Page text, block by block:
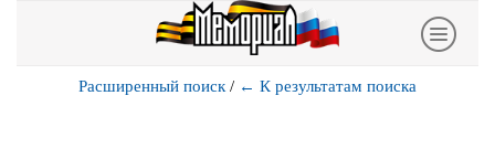
Расширенный поиск / ← К результатам поиска